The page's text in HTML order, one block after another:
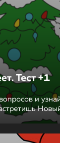
Тест +1
и